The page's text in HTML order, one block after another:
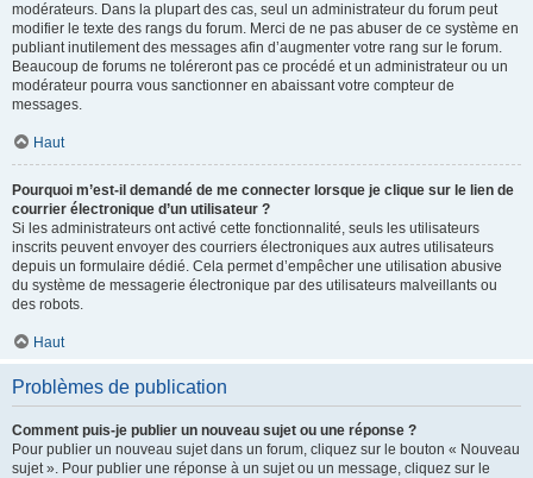
modérateurs. Dans la plupart des cas, seul un administrateur du forum peut
modifier le texte des rangs du forum. Merci de ne pas abuser de ce système en
publiant inutilement des messages afin d’augmenter votre rang sur le forum.
Beaucoup de forums ne toléreront pas ce procédé et un administrateur ou un
modérateur pourra vous sanctionner en abaissant votre compteur de
messages.
Haut
Pourquoi m’est-il demandé de me connecter lorsque je clique sur le lien de
courrier électronique d’un utilisateur ?
Si les administrateurs ont activé cette fonctionnalité, seuls les utilisateurs
inscrits peuvent envoyer des courriers électroniques aux autres utilisateurs
depuis un formulaire dédié. Cela permet d’empêcher une utilisation abusive
du système de messagerie électronique par des utilisateurs malveillants ou
des robots.
Haut
Problèmes de publication
Comment puis-je publier un nouveau sujet ou une réponse ?
Pour publier un nouveau sujet dans un forum, cliquez sur le bouton « Nouveau
sujet ». Pour publier une réponse à un sujet ou un message, cliquez sur le